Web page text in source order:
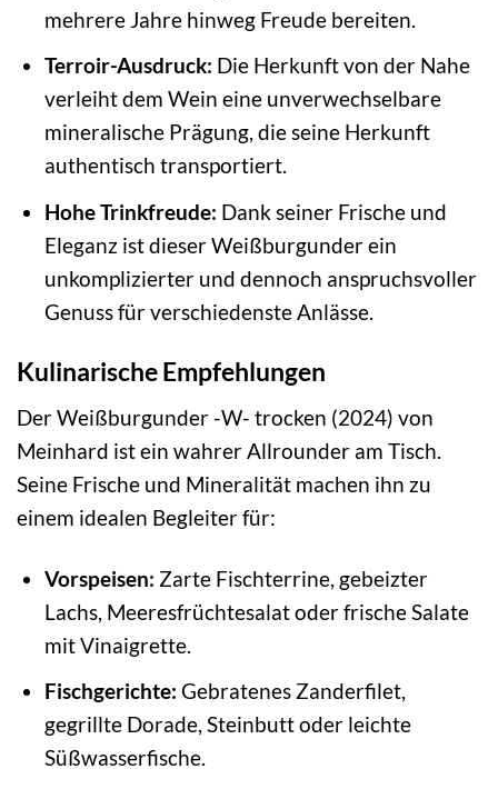
mehrere Jahre hinweg Freude bereiten.
Terroir-Ausdruck: Die Herkunft von der Nahe
verleiht dem Wein eine unverwechselbare
mineralische Prägung, die seine Herkunft
authentisch transportiert.
Hohe Trinkfreude: Dank seiner Frische und
Eleganz ist dieser Weißburgunder ein
unkomplizierter und dennoch anspruchsvoller
Genuss für verschiedenste Anlässe.
Kulinarische Empfehlungen
Der Weißburgunder -W- trocken (2024) von
Meinhard ist ein wahrer Allrounder am Tisch.
Seine Frische und Mineralität machen ihn zu
einem idealen Begleiter für:
Vorspeisen: Zarte Fischterrine, gebeizter
Lachs, Meeresfrüchtesalat oder frische Salate
mit Vinaigrette.
Fischgerichte: Gebratenes Zanderfilet,
gegrillte Dorade, Steinbutt oder leichte
Süßwasserfische.